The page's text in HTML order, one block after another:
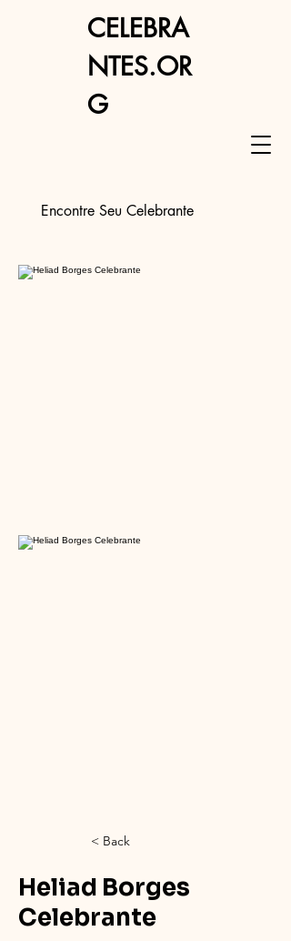
Encontre Seu Celebrante
CELEBRA
NTES.OR
G
< Back
Heliad Borges
Celebrante